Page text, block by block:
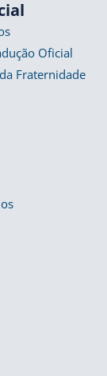
Oficial
Fraternidade